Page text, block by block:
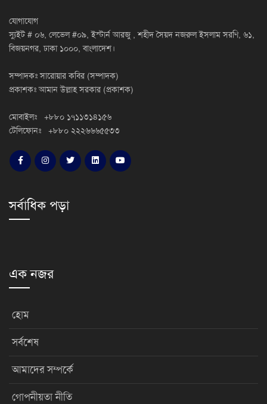
যোগাযোগ
স্যুইট # ০৬, লেভেল #০৯, ইস্টার্ন আরজু , শহীদ সৈয়দ নজরুল ইসলাম সরণি, ৬১,
বিজয়নগর, ঢাকা ১০০০, বাংলাদেশ।
সম্পাদকঃ সারোয়ার কবির (সম্পাদক)
প্রকাশকঃ আমান উল্লাহ সরকার (প্রকাশক)
মোবাইলঃ +৮৮০ ১৭১১৩১৪১৫৬
টেলিফোনঃ +৮৮০ ২২২৬৬৬৫৫৩৩
সর্বাধিক পড়া
এক নজর
হোম
সর্বশেষ
আমাদের সম্পর্কে
গোপনীয়তা নীতি